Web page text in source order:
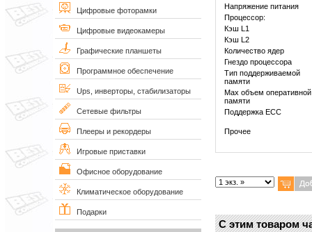
Цифровые фоторамки
Цифровые видеокамеры
Графические планшеты
Программное обеспечение
Ups, инверторы, стабилизаторы
Сетевые фильтры
Плееры и рекордеры
Игровые приставки
Офисное оборудование
Климатическое оборудование
Подарки
Напряжение питания
Процессор:
Кэш L1
Кэш L2
Количество ядер
Гнездо процессора
Тип поддерживаемой
памяти
Max объем оперативной
памяти
Поддержка ECC
Прочее
С этим товаром